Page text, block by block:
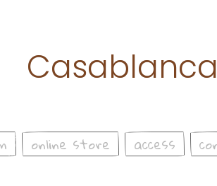
Casablanca
online store access